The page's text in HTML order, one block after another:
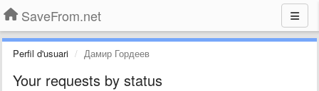
SaveFrom.net
Perfil d'usuari Дамир Гордеев
Your requests by status